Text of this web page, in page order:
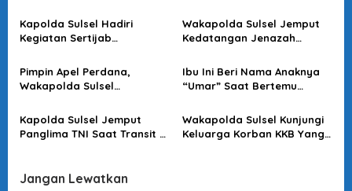
p
o
s
Kapolda Sulsel Hadiri
Kegiatan Sertijab
AU Sultan Hasanuddin
Wakapolda Sulsel Jemput
Kedatangan Jenazah
Sultan Hasanuddin
Pimpin Apel Perdana,
Wakapolda Sulsel
Ibu Ini Beri Nama Anaknya
“Umar” Saat Bertemu
Kapolda Sulsel Jemput
Panglima TNI Saat Transit Di
Wakapolda Sulsel Kunjungi
Keluarga Korban KKB Yang
Jangan Lewatkan